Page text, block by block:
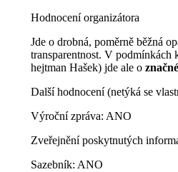
Hodnocení organizátora
Jde o drobná, poměrně běžná
transparentnost. V podmínkách
hejtman Hašek) jde ale o
Další hodnocení (netýká se
Výroční zpráva: ANO
Zveřejnění poskytnutých
Sazebník: ANO